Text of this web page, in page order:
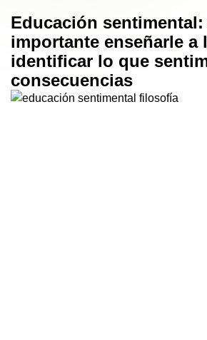
Educación sentimental:
importante enseñarle a
identificar lo que
consecuencias